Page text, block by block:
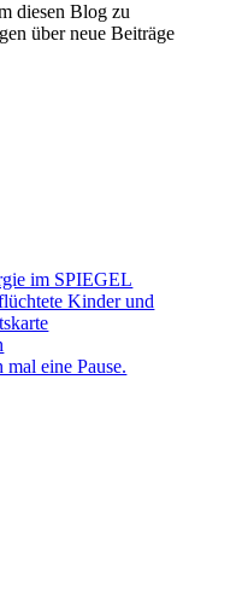
diesen Blog zu
über neue Beiträge
im SPIEGEL
Kinder und
eine Pause.